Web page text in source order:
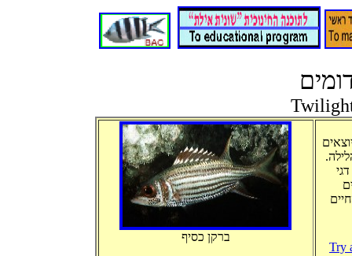
ברקן כסיף
Try